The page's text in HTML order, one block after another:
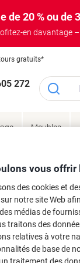
de 20 % ou de
en davantage
gratuits*
272
Meubles
toner
vous offrir
des cookies et
notre site Web
médias de
traitons des
relatives à votre
de base de